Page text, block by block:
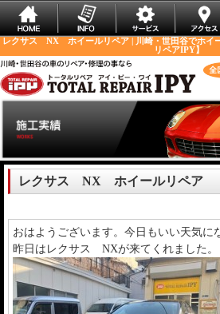
レクサス NX ホイールリペア | 川崎・世田谷でホイ
リペアIPY】
レクサス NX ホイールリペア
おはようございます。今日もいい天気に
昨日はレクサス NXが来てくれました。